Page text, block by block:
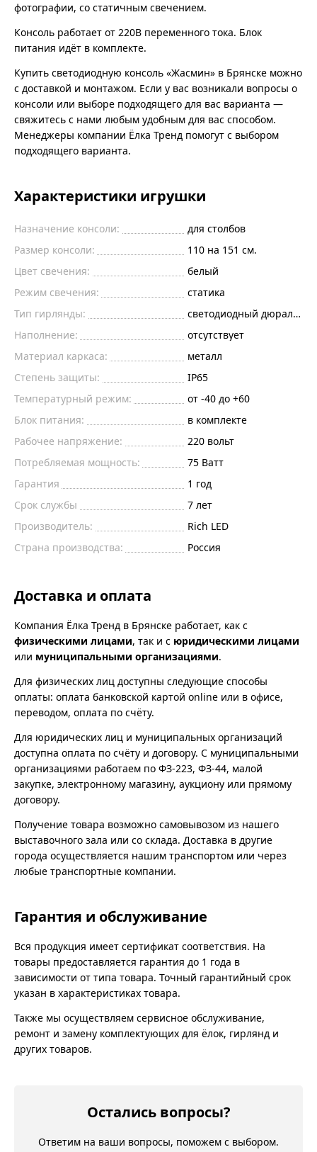
фотографии, со статичным свечением.
Консоль работает от 220В переменного тока. Блок
питания идёт в комплекте.
Купить светодиодную консоль «Жасмин» в Брянске можно
с доставкой и монтажом. Если у вас возникали вопросы о
консоли или выборе подходящего для вас варианта —
свяжитесь с нами любым удобным для вас способом.
Менеджеры компании Ёлка Тренд помогут с выбором
подходящего варианта.
Характеристики игрушки
Назначение консоли:
для столбов
Размер консоли:
110 на 151 см.
Цвет свечения:
белый
Режим свечения:
статика
Тип гирлянды:
светодиодный дюралайт
Наполнение:
отсутствует
Материал каркаса:
металл
Степень защиты:
IP65
Температурный режим:
от -40 до +60
Блок питания:
в комплекте
Рабочее напряжение:
220 вольт
Потребляемая мощность:
75 Ватт
Гарантия
1 год
Срок службы
7 лет
Производитель:
Rich LED
Страна производства:
Россия
Доставка и оплата
Компания Ёлка Тренд в Брянске работает, как с
физическими лицами, так и с юридическими лицами
или муниципальными организациями.
Для физических лиц доступны следующие способы
оплаты: оплата банковской картой online или в офисе,
переводом, оплата по счёту.
Для юридических лиц и муниципальных организаций
доступна оплата по счёту и договору. С муниципальными
организациями работаем по ФЗ-223, ФЗ-44, малой
закупке, электронному магазину, аукциону или прямому
договору.
Получение товара возможно самовывозом из нашего
выставочного зала или со склада. Доставка в другие
города осуществляется нашим транспортом или через
любые транспортные компании.
Гарантия и обслуживание
Вся продукция имеет сертификат соответствия. На
товары предоставляется гарантия до 1 года в
зависимости от типа товара. Точный гарантийный срок
указан в характеристиках товара.
Также мы осуществляем сервисное обслуживание,
ремонт и замену комплектующих для ёлок, гирлянд и
других товаров.
Остались вопросы?
Ответим на ваши вопросы, поможем с выбором.